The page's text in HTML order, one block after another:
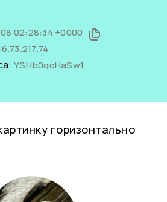
02:28:34 +0000
YSHb0qoHaSw1
горизонтально